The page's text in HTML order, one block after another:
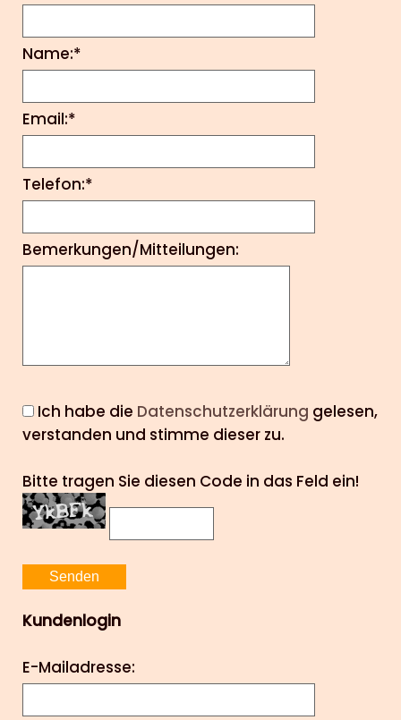
Name:*
Email:*
Telefon:*
Bemerkungen/Mitteilungen:
Ich habe die Datenschutzerklärung gelesen,
verstanden und stimme dieser zu.
Bitte tragen Sie diesen Code in das Feld ein!
Kundenlogin
E-Mailadresse: